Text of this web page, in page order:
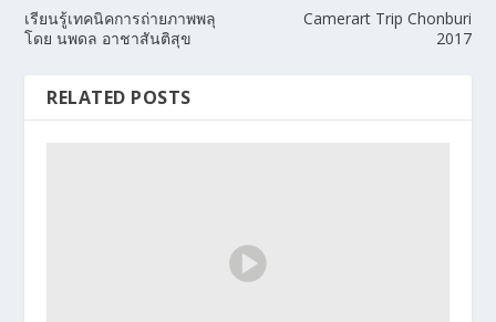
เรียนรู้เทคนิคการถ่ายภาพพลุ
โดย นพดล อาชาสันติสุข
Camerart Trip Chonburi
2017
RELATED POSTS